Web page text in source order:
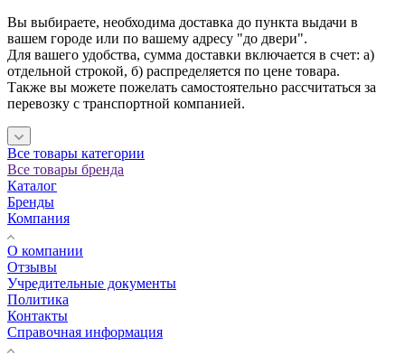
Вы выбираете, необходима доставка до пункта выдачи в
вашем городе или по вашему адресу "до двери".
Для вашего удобства, сумма доставки включается в счет: а)
отдельной строкой, б) распределяется по цене товара.
Также вы можете пожелать самостоятельно рассчитаться за
перевозку с транспортной компанией.
Все товары категории
Все товары бренда
Каталог
Бренды
Компания
О компании
Отзывы
Учредительные документы
Политика
Контакты
Справочная информация